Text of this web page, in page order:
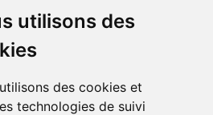
utilisons des
des cookies et
technologies de suivi
pour intégrer son énorme
de petites choses…
illustré par Irène
petits airs des univers
de Sempé ou Quentin